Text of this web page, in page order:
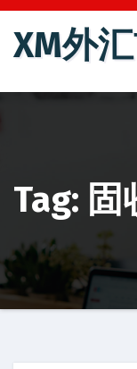
跳
XM外
Tag: 固